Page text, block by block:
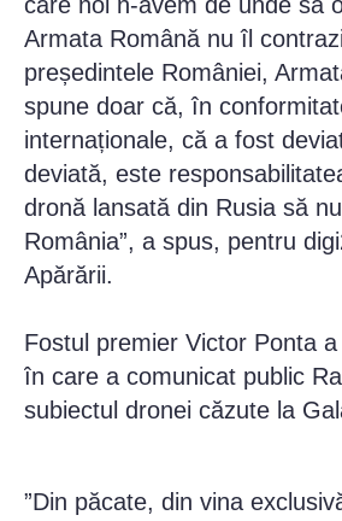
Armata Română nu îl
președintele României,
spune doar că, în
internaționale, că a fost
deviată, este
dronă lansată din Rusia să
România”, a spus, pentru
Apărării.
Fostul premier Victor Ponta
în care a comunicat public
subiectul dronei căzute la
”Din păcate, din vina